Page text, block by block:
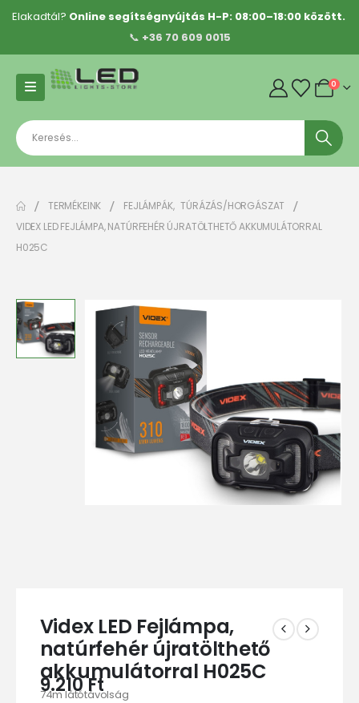
Elakadtál? Online segítségnyújtás H-P: 08:00–18:00 között.
📞 +36 70 609 0015
0
TERMÉKEINK FEJLÁMPÁK, TÚRÁZÁS/HORGÁSZAT
VIDEX LED FEJLÁMPA, NATÚRFEHÉR ÚJRATÖLTHETŐ AKKUMULÁTORRAL
H025C
Videx LED Fejlámpa,
natúrfehér újratölthető
akkumulátorral H025C
9.210Ft
74m látótávolság